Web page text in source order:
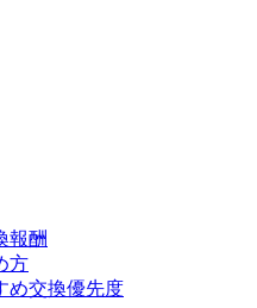
報酬
方
め交換優先度